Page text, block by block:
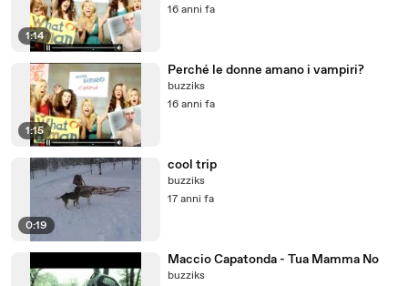
1:14
16 anni fa
1:15
Perché le donne amano i vampiri?
buzziks
16 anni fa
0:19
cool trip
buzziks
17 anni fa
Maccio Capatonda - Tua Mamma No
buzziks